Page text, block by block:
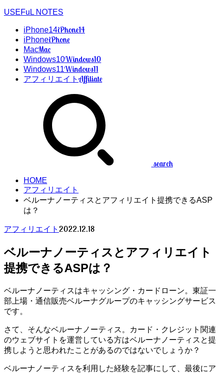
USEFuL NOTES
iPhone14iPhone14
iPhoneiPhone
MacMac
Windows10Windows10
Windows11Windows11
アフィリエイトAffiliate
search
HOME
アフィリエイト
ベルーナノーティスとアフィリエイト提携できるASP
は？
アフィリエイト 2022.12.18
ベルーナノーティスとアフィリエイト
提携できるASPは？
ベルーナノーティスはキャッシング・カードローン。東証一
部上場・通信販売ベルーナグループのキャッシングサービス
です。
さて、そんなベルーナノーティス。カード・クレジット関連
のウェブサイトを運営している方はベルーナノーティスと提
携しようと思われたことがあるのではないでしょうか？
ベルーナノーティスを利用した経験を記事にして、最後にア